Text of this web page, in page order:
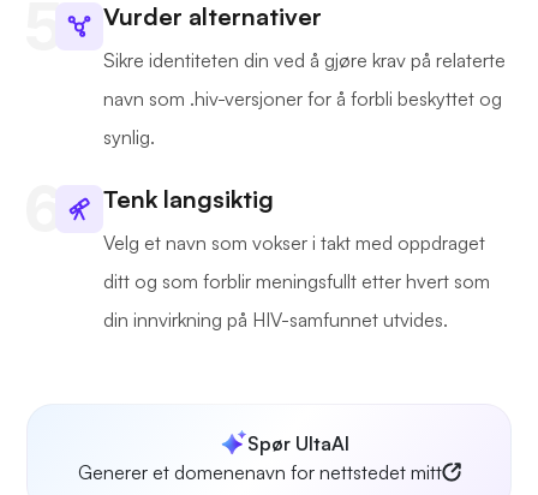
Vurder alternativer
Sikre identiteten din ved å gjøre krav på relaterte
navn som .hiv-versjoner for å forbli beskyttet og
synlig.
Tenk langsiktig
Velg et navn som vokser i takt med oppdraget
ditt og som forblir meningsfullt etter hvert som
din innvirkning på HIV-samfunnet utvides.
Spør UltaAI
Generer et domenenavn for nettstedet mitt